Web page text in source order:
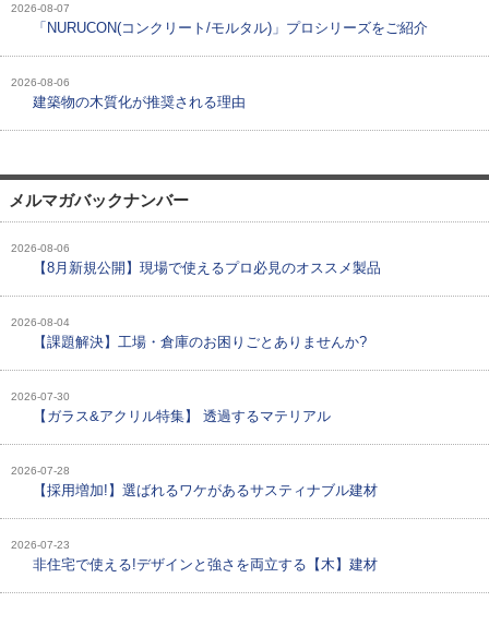
2026-08-07
「NURUCON(コンクリート/モルタル)」プロシリーズをご紹介
2026-08-06
建築物の木質化が推奨される理由
メルマガバックナンバー
2026-08-06
【8月新規公開】現場で使えるプロ必見のオススメ製品
2026-08-04
【課題解決】工場・倉庫のお困りごとありませんか?
2026-07-30
【ガラス&アクリル特集】 透過するマテリアル
2026-07-28
【採用増加!】選ばれるワケがあるサスティナブル建材
2026-07-23
非住宅で使える!デザインと強さを両立する【木】建材